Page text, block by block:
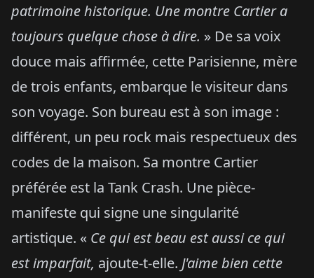
patrimoine historique. Une montre Cartier a
toujours quelque chose à dire. » De sa voix
douce mais affirmée, cette Parisienne, mère
de trois enfants, embarque le visiteur dans
son voyage. Son bureau est à son image :
différent, un peu rock mais respectueux des
codes de la maison. Sa montre Cartier
préférée est la Tank Crash. Une pièce-
manifeste qui signe une singularité
artistique. « Ce qui est beau est aussi ce qui
est imparfait, ajoute-t-elle. J'aime bien cette